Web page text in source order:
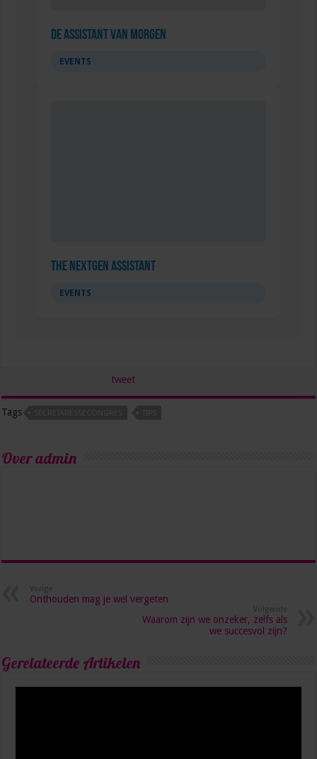
De Assistant Van Morgen
EVENTS
The NextGen Assistant
EVENTS
tweet
Tags
Over admin
Vorige
Onthouden mag je wel vergeten
Volgende
Waarom zijn we onzeker, zelfs als
we succesvol zijn?
Gerelateerde Artikelen